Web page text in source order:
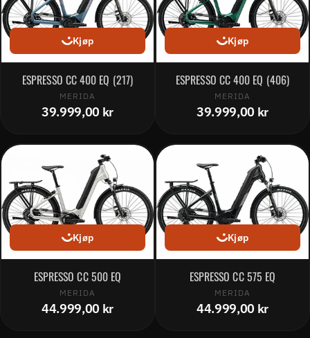
Kjøp
ESPRESSO CC 400 EQ (217)
MERIDA
39.999,00 kr
Kjøp
ESPRESSO CC 400 EQ (406)
MERIDA
39.999,00 kr
Kjøp
ESPRESSO CC 500 EQ
MERIDA
44.999,00 kr
Kjøp
ESPRESSO CC 575 EQ
MERIDA
44.999,00 kr